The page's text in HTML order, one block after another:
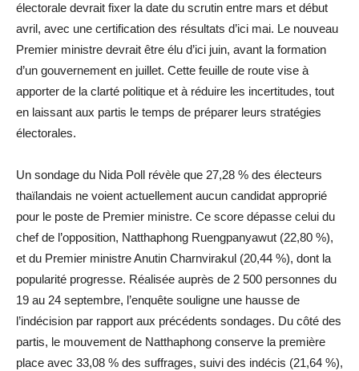
électorale devrait fixer la date du scrutin entre mars et début
avril, avec une certification des résultats d’ici mai. Le nouveau
Premier ministre devrait être élu d’ici juin, avant la formation
d’un gouvernement en juillet. Cette feuille de route vise à
apporter de la clarté politique et à réduire les incertitudes, tout
en laissant aux partis le temps de préparer leurs stratégies
électorales.
Un sondage du Nida Poll révèle que 27,28 % des électeurs
thaïlandais ne voient actuellement aucun candidat approprié
pour le poste de Premier ministre. Ce score dépasse celui du
chef de l’opposition, Natthaphong Ruengpanyawut (22,80 %),
et du Premier ministre Anutin Charnvirakul (20,44 %), dont la
popularité progresse. Réalisée auprès de 2 500 personnes du
19 au 24 septembre, l’enquête souligne une hausse de
l’indécision par rapport aux précédents sondages. Du côté des
partis, le mouvement de Natthaphong conserve la première
place avec 33,08 % des suffrages, suivi des indécis (21,64 %),